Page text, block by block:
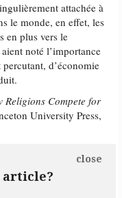
attachée à
le monde, en effet, les
en plus vers le
noté l’importance
d’économie
Religions Compete for
University Press,
article?
close